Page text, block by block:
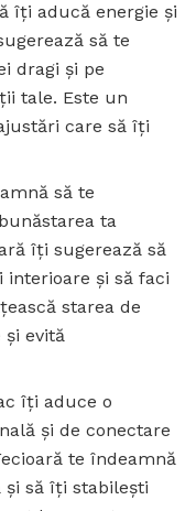
îți aducă energie și
să te
dragi și pe
tale. Este un
care să îți
să te
ta
îți sugerează să
interioare și să faci
starea de
și evită
îți aduce o
și de conectare
te îndeamnă
și să îți stabilești